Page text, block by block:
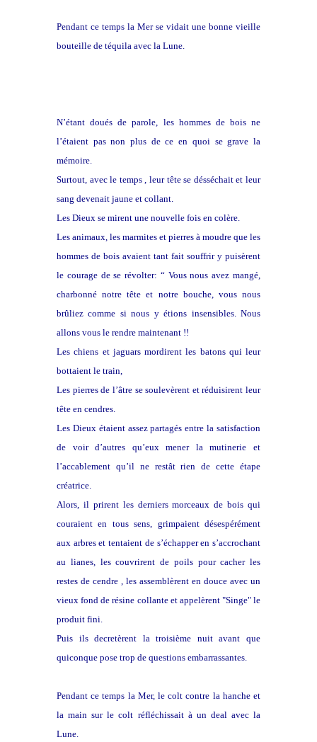
Pendant ce temps la Mer se vidait une bonne vieille
bouteille de téquila avec la Lune.
N’étant doués de parole, les hommes de bois ne
l’étaient pas non plus de ce en quoi se grave la
mémoire.
Surtout, avec le temps , leur tête se désséchait et leur
sang devenait jaune et collant.
Les Dieux se mirent une nouvelle fois en colère.
Les animaux, les marmites et pierres à moudre que les
hommes de bois avaient tant fait souffrir y puisèrent
le courage de se révolter: “ Vous nous avez mangé,
charbonné notre tête et notre bouche, vous nous
brûliez comme si nous y étions insensibles. Nous
allons vous le rendre maintenant !!
Les chiens et jaguars mordirent les batons qui leur
bottaient le train,
Les pierres de l’âtre se soulevèrent et réduisirent leur
tête en cendres.
Les Dieux étaient assez partagés entre la satisfaction
de voir d’autres qu’eux mener la mutinerie et
l’accablement qu’il ne restât rien de cette étape
créatrice.
Alors, il prirent les derniers morceaux de bois qui
couraient en tous sens, grimpaient désespérément
aux arbres et tentaient de s’échapper en s’accrochant
au lianes, les couvrirent de poils pour cacher les
restes de cendre , les assemblèrent en douce avec un
vieux fond de résine collante et appelèrent "Singe" le
produit fini.
Puis ils decretèrent la troisième nuit avant que
quiconque pose trop de questions embarrassantes.
Pendant ce temps la Mer, le colt contre la hanche et
la main sur le colt réfléchissait à un deal avec la
Lune.